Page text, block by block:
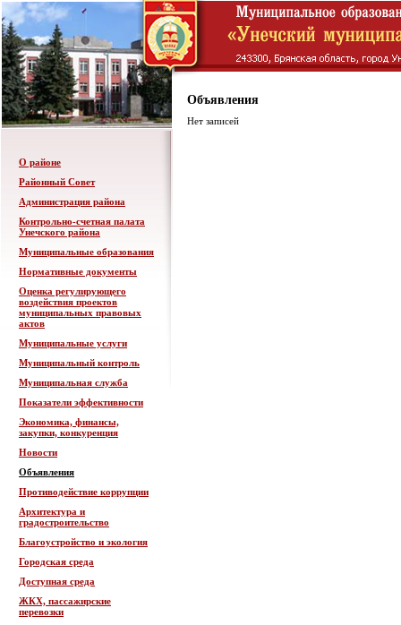
О районе
Районный Совет
Администрация района
Контрольно-счетная палата
Унечского района
Муниципальные образования
Нормативные документы
Оценка регулирующего
воздействия проектов
муниципальных правовых
актов
Муниципальные услуги
Муниципальный контроль
Муниципальная служба
Показатели эффективности
Экономика, финансы,
закупки, конкуренция
Новости
Объявления
Противодействие коррупции
Архитектура и
градостроительство
Благоустройство и экология
Городская среда
Доступная среда
ЖКХ, пассажирские
перевозки
Объявления
Нет записей